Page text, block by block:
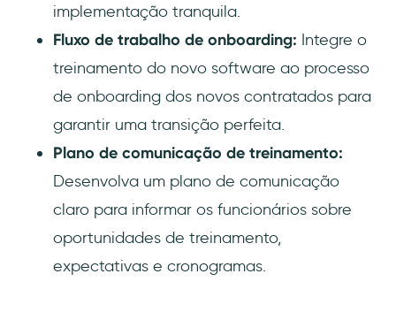
implementação tranquila.
Fluxo de trabalho de onboarding: Integre o
treinamento do novo software ao processo
de onboarding dos novos contratados para
garantir uma transição perfeita.
Plano de comunicação de treinamento:
Desenvolva um plano de comunicação
claro para informar os funcionários sobre
oportunidades de treinamento,
expectativas e cronogramas.